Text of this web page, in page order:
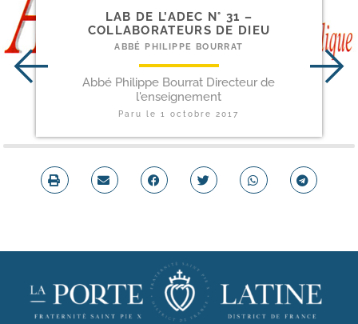
LAB DE L’ADEC N° 31 –
COLLABORATEURS DE DIEU
ABBÉ PHILIPPE BOURRAT
Abbé Philippe Bourrat Directeur de
l'enseignement
Paru le1 octobre 2017